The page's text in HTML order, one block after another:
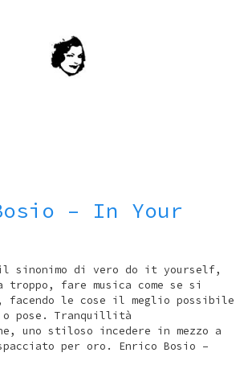
– In Your
sinonimo di vero do it yourself,
troppo, fare musica come se si
facendo le cose il meglio possibile
o pose. Tranquillità
uno stiloso incedere in mezzo a
per oro. Enrico Bosio –